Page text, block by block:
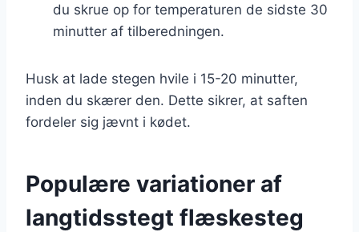
du skrue op for temperaturen de sidste 30
minutter af tilberedningen.
Husk at lade stegen hvile i 15-20 minutter,
inden du skærer den. Dette sikrer, at saften
fordeler sig jævnt i kødet.
Populære variationer af
langtidsstegt flæskesteg